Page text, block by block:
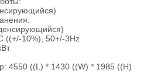
((+/-10%), 50+/-3Hz
4550 ((L) * 1430 ((W) * 1985 ((H)